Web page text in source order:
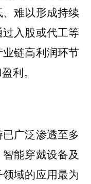
难以形成持续
过入股或代工等
业链高利润环节
利。
广泛渗透至多
能穿戴设备及
领域的应用最为